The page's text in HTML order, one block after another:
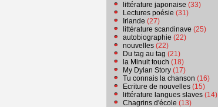
littérature japonaise (33)
Lectures poésie (31)
Irlande (27)
littérature scandinave (25)
autobiographie (22)
nouvelles (22)
Du tag au tag (21)
la Minuit touch (18)
My Dylan Story (17)
Tu connais la chanson (16)
Ecriture de nouvelles (15)
littérature langues slaves (14)
Chagrins d'école (13)